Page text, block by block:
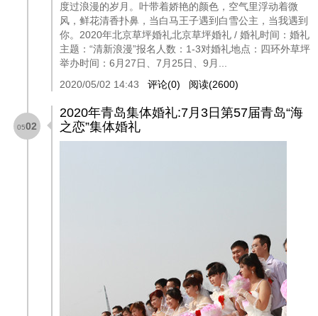
度过浪漫的岁月。叶带着娇艳的颜色，空气里浮动着微
风，鲜花清香扑鼻，当白马王子遇到白雪公主，当我遇到
你。2020年北京草坪婚礼北京草坪婚礼 / 婚礼时间：婚礼
主题：“清新浪漫”报名人数：1-3对婚礼地点：四环外草坪
举办时间：6月27日、7月25日、9月...
2020/05/02 14:43 评论(0) 阅读(2600)
0502
2020年青岛集体婚礼:7月3日第57届青岛“海
之恋”集体婚礼